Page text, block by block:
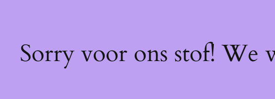
Sorry voor ons stof! We